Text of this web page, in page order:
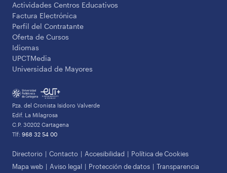
Actividades Centros Educativos
Factura Electrónica
Perfil del Contratante
Oferta de Cursos
Idiomas
UPCTMedia
Universidad de Mayores
Pza. del Cronista Isidoro Valverde
Edif. La Milagrosa
C.P. 30202 Cartagena
Tlf: 968 32 54 00
Directorio Contacto Accesibilidad
Política de Cookies
Mapa web
Aviso legal Protección de datos Transparencia